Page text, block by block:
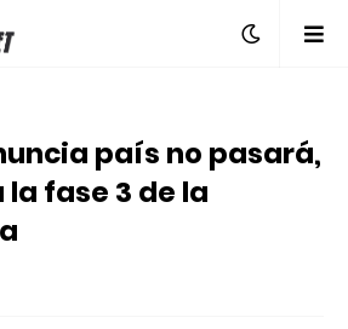
país no pasará,
fase 3 de la